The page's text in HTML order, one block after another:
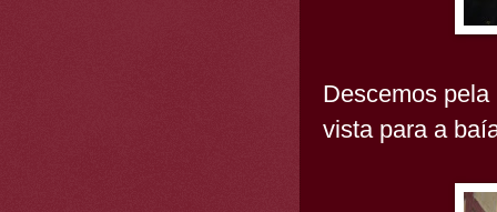
Descemos
vista para a